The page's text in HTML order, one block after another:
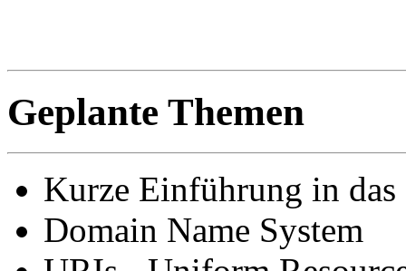
Geplante Themen
Kurze Einführung in das
Domain Name System